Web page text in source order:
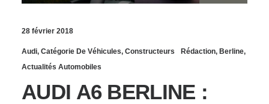
28 février 2018
Audi, Catégorie De Véhicules, Constructeurs Rédaction, Berline,
Actualités Automobiles
AUDI A6 BERLINE :